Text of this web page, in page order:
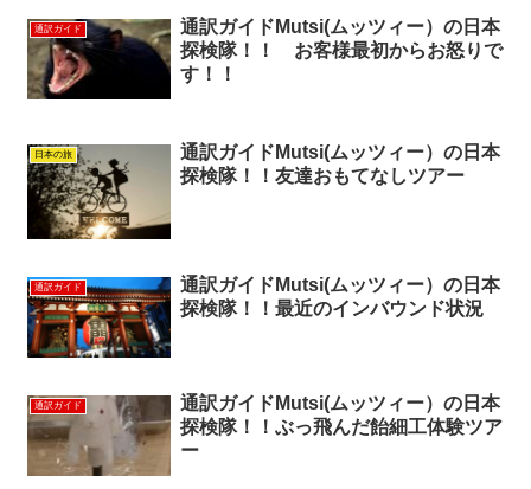
通訳ガイド
通訳ガイドMutsi(ムッツィー）の日本
探検隊！！ お客様最初からお怒りで
す！！
日本の旅
通訳ガイドMutsi(ムッツィー）の日本
探検隊！！友達おもてなしツアー
通訳ガイド
通訳ガイドMutsi(ムッツィー）の日本
探検隊！！最近のインバウンド状況
通訳ガイド
通訳ガイドMutsi(ムッツィー）の日本
探検隊！！ぶっ飛んだ飴細工体験ツア
ー